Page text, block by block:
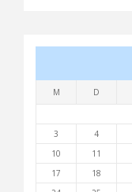
M D
3
4
10
11
17
18